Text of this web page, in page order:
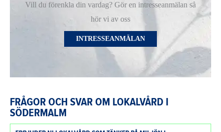
Vill du förenkla din vardag? Gör en intresseanmälan så
hör vi av oss
INTRESSEANMÄLAN
FRÅGOR OCH SVAR OM LOKALVÅRD I
SÖDERMALM